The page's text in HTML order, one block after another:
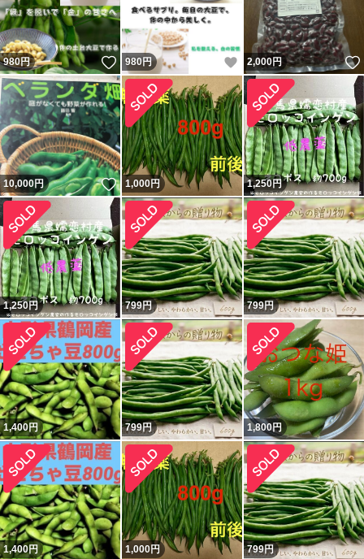
980円 いいね！
980円 いいね！
2,000円
10,000円 いいね！
1,000円 1,250円
1,250円 799円 799円
1,400円 799円 1,800円
1,400円 1,000円 799円